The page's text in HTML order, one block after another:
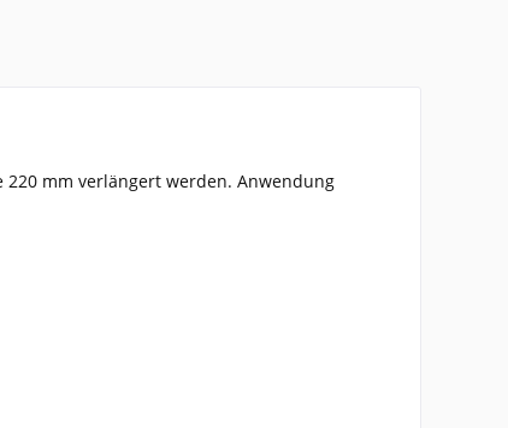
220 mm verlängert werden. Anwendung